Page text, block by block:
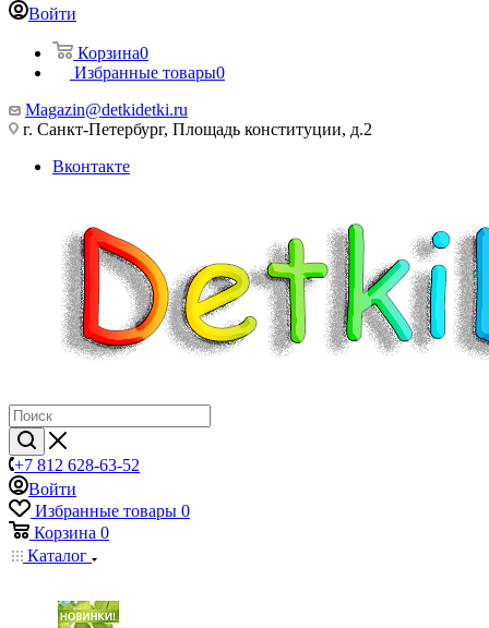
Войти
Корзина0
Избранные товары0
Magazin@detkidetki.ru
г. Санкт-Петербург, Площадь конституции, д.2
Вконтакте
+7 812 628-63-52
Войти
Избранные товары 0
Корзина 0
Каталог